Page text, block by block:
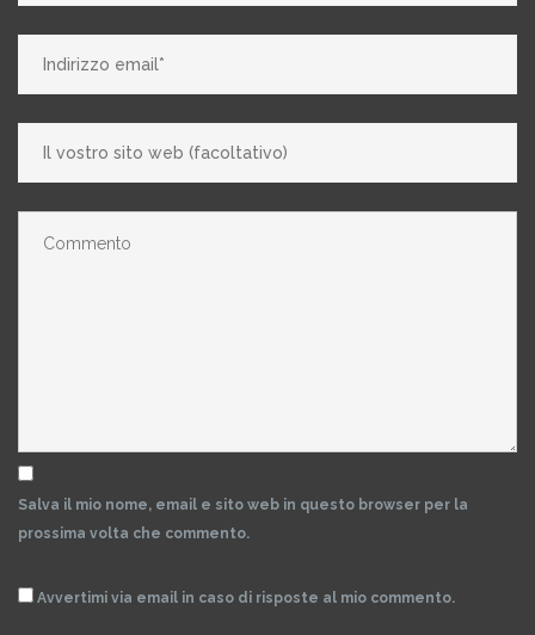
Salva il mio nome, email e sito web in questo browser per la
prossima volta che commento.
Avvertimi via email in caso di risposte al mio commento.